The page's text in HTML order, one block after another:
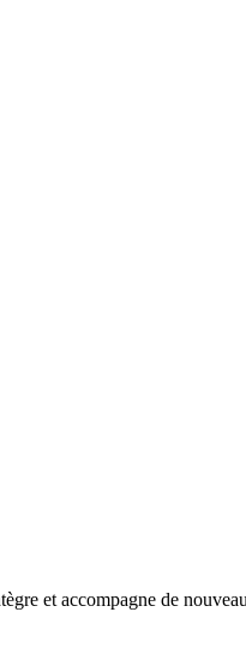
et accompagne de